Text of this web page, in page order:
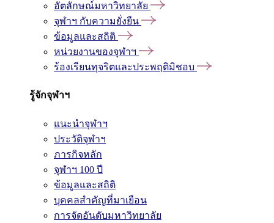
อัตลักษณ์มหาวิทยาลัย
จุฬาฯ กับความยั่งยืน
ข้อมูลและสถิติ
หน่วยงานของจุฬาฯ
ร้องเรียนทุจริตและประพฤติมิชอบ
รู้จักจุฬาฯ
แนะนำจุฬาฯ
ประวัติจุฬาฯ
ภารกิจหลัก
จุฬาฯ 100 ปี
ข้อมูลและสถิติ
บุคคลสำคัญที่มาเยือน
การจัดอันดับมหาวิทยาลัย